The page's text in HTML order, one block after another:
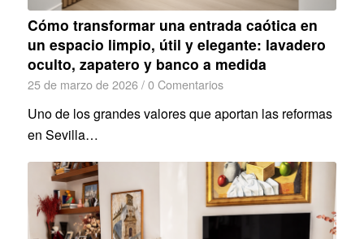
Cómo transformar una entrada caótica en
un espacio limpio, útil y elegante: lavadero
oculto, zapatero y banco a medida
25 de marzo de 2026 / 0 Comentarios
Uno de los grandes valores que aportan las reformas
en Sevilla…